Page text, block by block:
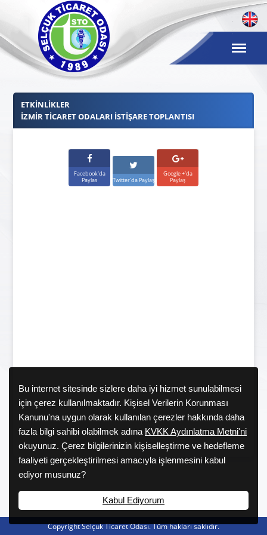
ETKINLIKLER
İZMIR TICARET ODALARI İSTIŞARE TOPLANTISI
Facebook'da
Paylas
Twitter'da Paylaş
Google +'da
Paylaş
Copyright Selçuk Ticaret Odası. Tüm hakları saklıdır.
Bu internet sitesinde sizlere daha iyi hizmet sunulabilmesi
için çerez kullanılmaktadır. Kişisel Verilerin Korunması
Kanunu'na uygun olarak kullanılan çerezler hakkında daha
fazla bilgi sahibi olabilmek adına KVKK Aydınlatma Metni'ni
okuyunuz. Çerez bilgilerinizin kişiselleştirme ve hedefleme
faaliyeti gerçekleştirilmesi amacıyla işlenmesini kabul
ediyor musunuz?
Kabul Ediyorum